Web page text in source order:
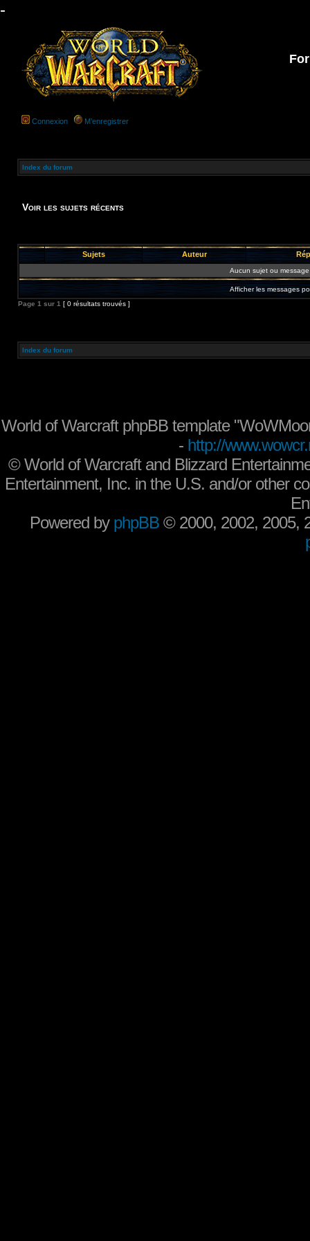
-
Connexion M’enregistrer
Index du forum
Voir les sujets récents
Sujets Auteur
Aucun sujet ou
Afficher les messages
Page 1 sur 1 [ 0 résultats trouvés ]
Index du forum
World of Warcraft phpBB template
- http://
©World of Warcraft and Blizzard
Entertainment, Inc. in the U.S. and/or other
Powered by phpBB © 2000, 2002, 2005,